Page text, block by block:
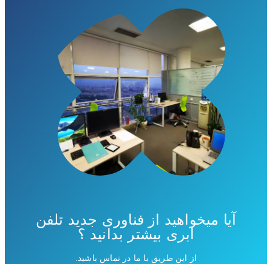
آیا میخواهید از فناوری جدید تلفن
ابری بیشتر بدانید ؟
از این طریق با ما در تماس باشید.